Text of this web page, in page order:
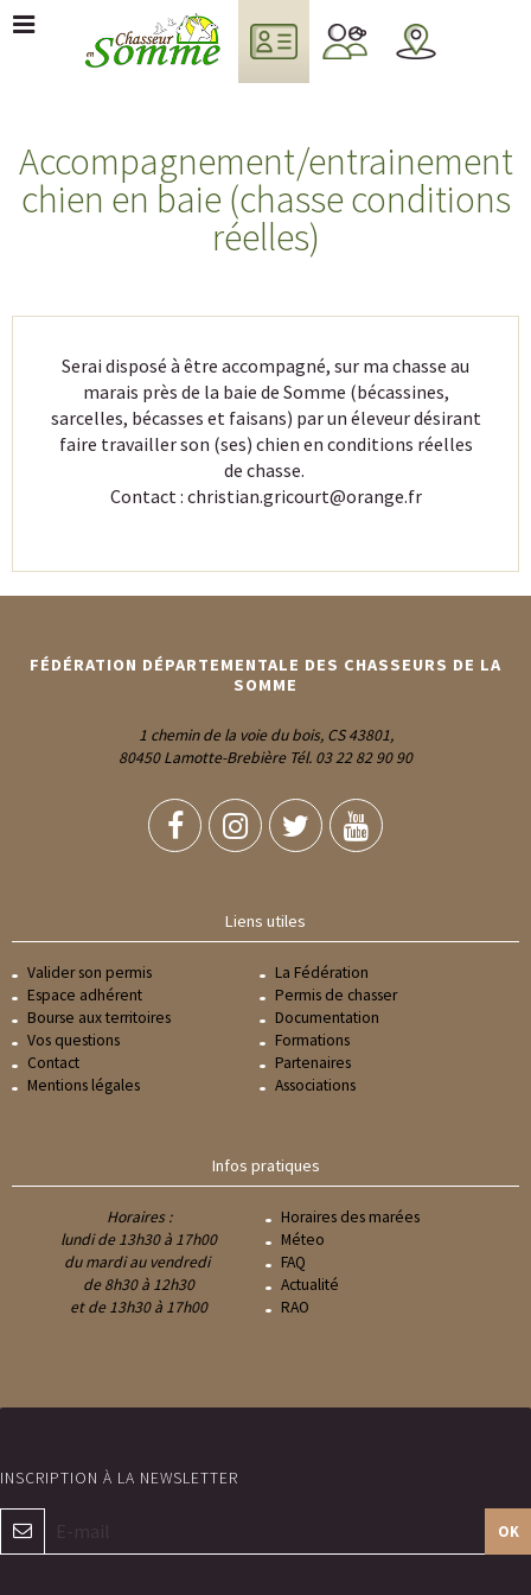
Accompagnement/entrainement
chien en baie (chasse conditions
réelles)
Serai disposé à être accompagné, sur ma chasse au
marais près de la baie de Somme (bécassines,
sarcelles, bécasses et faisans) par un éleveur désirant
faire travailler son (ses) chien en conditions réelles
de chasse.
Contact : christian.gricourt@orange.fr
FÉDÉRATION DÉPARTEMENTALE DES CHASSEURS DE LA
SOMME
1 chemin de la voie du bois, CS 43801,
80450 Lamotte-Brebière Tél. 03 22 82 90 90
Liens utiles
Valider son permis
Espace adhérent
Bourse aux territoires
Vos questions
Contact
Mentions légales
La Fédération
Permis de chasser
Documentation
Formations
Partenaires
Associations
Infos pratiques
Horaires :
lundi de 13h30 à 17h00
du mardi au vendredi
de 8h30 à 12h30
et de 13h30 à 17h00
Horaires des marées
Méteo
FAQ
Actualité
RAO
OK